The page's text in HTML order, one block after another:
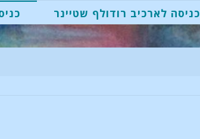
כניסה לארכיב רודולף שטיינר